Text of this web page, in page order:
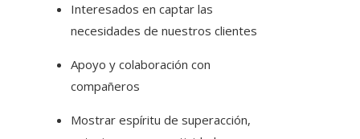
Interesados ​​en captar las
necesidades de nuestros clientes
Apoyo y colaboración con
compañeros
Mostrar espíritu de superacción,